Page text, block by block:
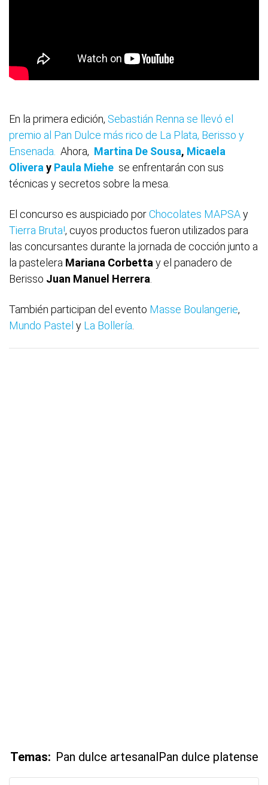
En la primera edición, Sebastián Renna se llevó el
premio al Pan Dulce más rico de La Plata, Berisso y
Ensenada. Ahora, Martina De Sousa, Micaela
Olivera y Paula Miehe se enfrentarán con sus
técnicas y secretos sobre la mesa.
El concurso es auspiciado porChocolates MAPSAy
Tierra Bruta!, cuyos productos fueron utilizados para
las concursantes durante la jornada de cocción junto a
la pastelera Mariana Corbetta y el panadero de
Berisso Juan Manuel Herrera
También participan del evento Masse Boulangerie,
Mundo Pastel y La Bollería
Temas: Pan dulce artesanalPan dulce platense